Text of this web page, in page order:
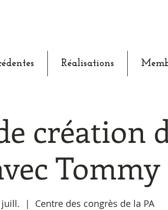
Réalisations
création
juill.
  |
Centre des congrès de la PA